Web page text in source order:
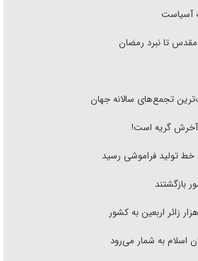
آسیاست
مقدس تا نبرد رمضان
تجمع‌های سالانه جهان
گریه است!
خط تولید فراموشی رسید
به شمار می‌رود